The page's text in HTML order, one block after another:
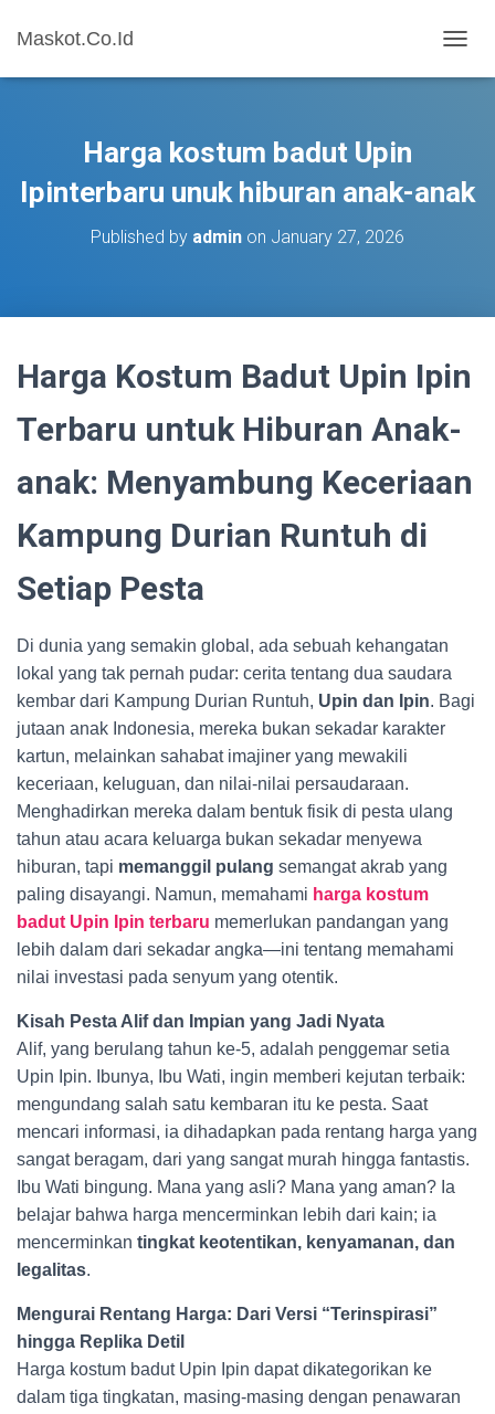
Maskot.Co.Id
O
N
A
N
Harga kostum badut Upin
Ipinterbaru unuk hiburan anak-anak
Published by admin on January 27, 2026
Harga Kostum Badut Upin Ipin
Terbaru untuk Hiburan Anak-
anak: Menyambung Keceriaan
Kampung Durian Runtuh di
Setiap Pesta
Di dunia yang semakin global, ada sebuah kehangatan
lokal yang tak pernah pudar: cerita tentang dua saudara
kembar dari Kampung Durian Runtuh, Upin dan Ipin. Bagi
jutaan anak Indonesia, mereka bukan sekadar karakter
kartun, melainkan sahabat imajiner yang mewakili
keceriaan, keluguan, dan nilai-nilai persaudaraan.
Menghadirkan mereka dalam bentuk fisik di pesta ulang
tahun atau acara keluarga bukan sekadar menyewa
hiburan, tapi memanggil pulang semangat akrab yang
paling disayangi. Namun, memahami harga kostum
badut Upin Ipin terbaru memerlukan pandangan yang
lebih dalam dari sekadar angka—ini tentang memahami
nilai investasi pada senyum yang otentik.
Kisah Pesta Alif dan Impian yang Jadi Nyata
Alif, yang berulang tahun ke-5, adalah penggemar setia
Upin Ipin. Ibunya, Ibu Wati, ingin memberi kejutan terbaik:
mengundang salah satu kembaran itu ke pesta. Saat
mencari informasi, ia dihadapkan pada rentang harga yang
sangat beragam, dari yang sangat murah hingga fantastis.
Ibu Wati bingung. Mana yang asli? Mana yang aman? Ia
belajar bahwa harga mencerminkan lebih dari kain; ia
mencerminkan tingkat keotentikan, kenyamanan, dan
legalitas.
Mengurai Rentang Harga: Dari Versi “Terinspirasi”
hingga Replika Detil
Harga kostum badut Upin Ipin dapat dikategorikan ke
dalam tiga tingkatan, masing-masing dengan penawaran